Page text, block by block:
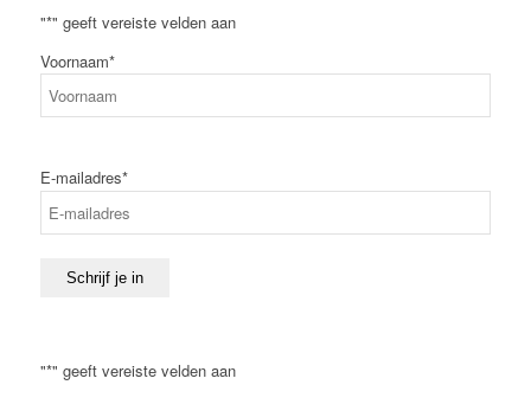
"*" geeft vereiste velden aan
Voornaam*
E-mailadres*
Schrijf je in
"*" geeft vereiste velden aan